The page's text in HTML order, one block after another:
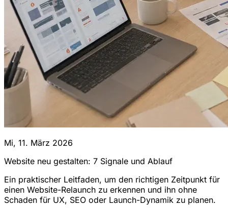
Mi, 11. März 2026
Website neu gestalten: 7 Signale und Ablauf
Ein praktischer Leitfaden, um den richtigen Zeitpunkt für
einen Website-Relaunch zu erkennen und ihn ohne
Schaden für UX, SEO oder Launch-Dynamik zu planen.